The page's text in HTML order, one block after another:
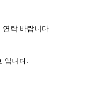
연락 바랍니다
입니다.